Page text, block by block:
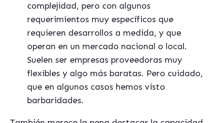
complejidad, pero con algunos
requerimientos muy específicos que
requieren desarrollos a medida, y que
operan en un mercado nacional o local.
Suelen ser empresas proveedoras muy
flexibles y algo más baratas. Pero cuidado,
que en algunos casos hemos visto
barbaridades.